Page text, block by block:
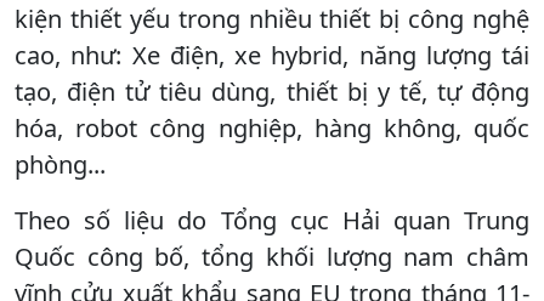
kiện thiết yếu trong nhiều thiết bị công nghệ
cao, như: Xe điện, xe hybrid, năng lượng tái
tạo, điện tử tiêu dùng, thiết bị y tế, tự động
hóa, robot công nghiệp, hàng không, quốc
phòng...
Theo số liệu do Tổng cục Hải quan Trung
Quốc công bố, tổng khối lượng nam châm
vĩnh cửu xuất khẩu sang EU trong tháng 11-